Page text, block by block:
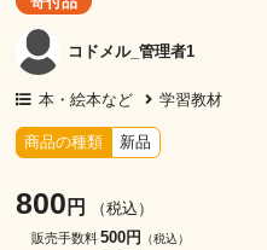
コドメル_管理者1
本・絵本など 学習教材
商品の種類 新品
800 円 （税込）
販売手数料500円 （税込）